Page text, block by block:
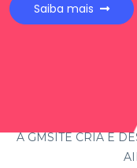
Saiba mais
A GMSITE CRIA E